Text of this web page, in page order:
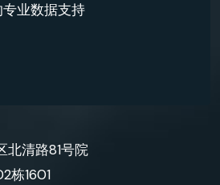
业数据支持
北清路81号院
栋1601